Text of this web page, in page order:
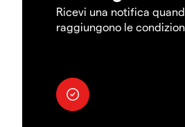
Ricevi una notifica
raggiungono le